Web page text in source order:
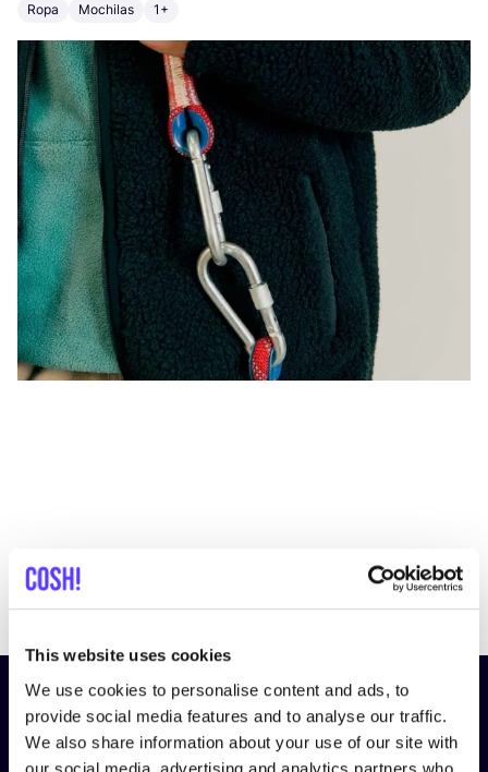
This website uses cookies
We use cookies to personalise content and ads, to
provide social media features and to analyse our traffic.
We also share information about your use of our site with
our social media, advertising and analytics partners who
Ropa Mochilas 1+
PreviousNext
¡Suscríbete a nuestro boletín
y mantente informado!